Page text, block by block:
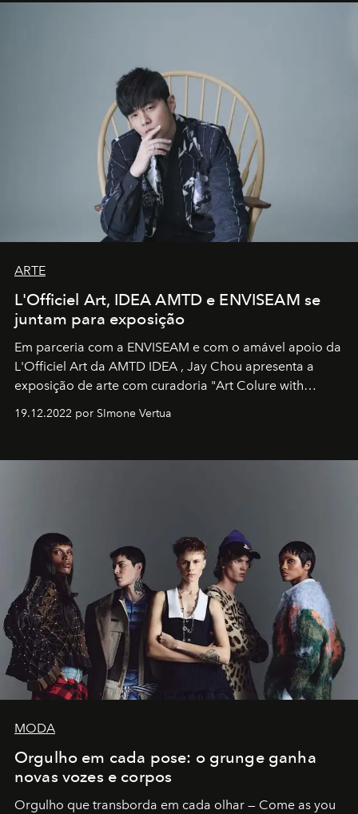
ARTE
L'Officiel Art, IDEA AMTD e ENVISEAM se
juntam para exposição
Em parceria com a ENVISEAM e com o amável apoio da
L'Officiel Art da AMTD IDEA , Jay Chou apresenta a
exposição de arte com curadoria "Art Colure with
19.12.2022 por SImone Vertua
MODA
Orgulho em cada pose: o grunge ganha
novas vozes e corpos
Orgulho que transborda em cada olhar — Come as you